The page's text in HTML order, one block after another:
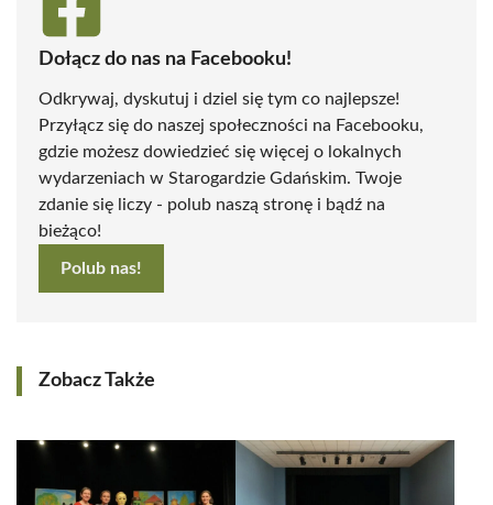
Dołącz do nas na Facebooku!
Odkrywaj, dyskutuj i dziel się tym co najlepsze!
Przyłącz się do naszej społeczności na Facebooku,
gdzie możesz dowiedzieć się więcej o lokalnych
wydarzeniach w Starogardzie Gdańskim. Twoje
zdanie się liczy - polub naszą stronę i bądź na
bieżąco!
Polub nas!
Zobacz Także